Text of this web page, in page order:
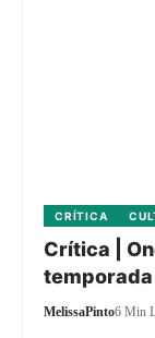
CRÍTICA
Crítica |
MelissaPinto6 Min